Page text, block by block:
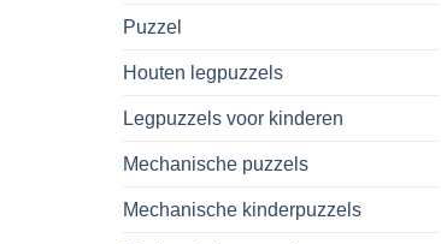
Puzzel
Houten legpuzzels
Legpuzzels voor kinderen
Mechanische puzzels
Mechanische kinderpuzzels